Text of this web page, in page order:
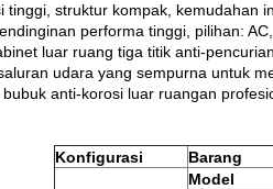
tinggi, struktur kompak, kemudahan
performa tinggi, pilihan:
luar ruang tiga titik anti-
udara yang sempurna untuk
bubuk anti-korosi luar ruangan
Konfigurasi
Barang
Model